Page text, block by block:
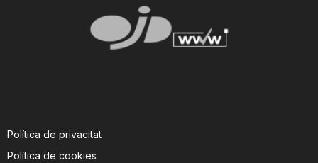
Política de privacitat
Política de cookies